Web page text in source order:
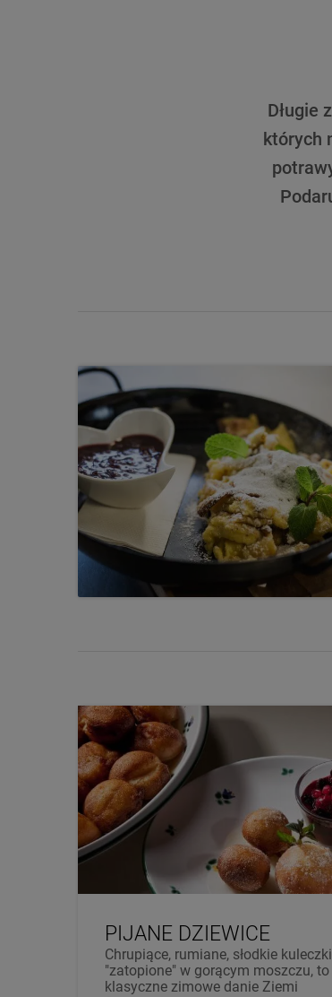
Długie
których
PIJANE DZIEWICE
Chrupiące, rumiane, słodkie
"zatopione" w gorącym moszczu, to
klasyczne zimowe danie Ziemi